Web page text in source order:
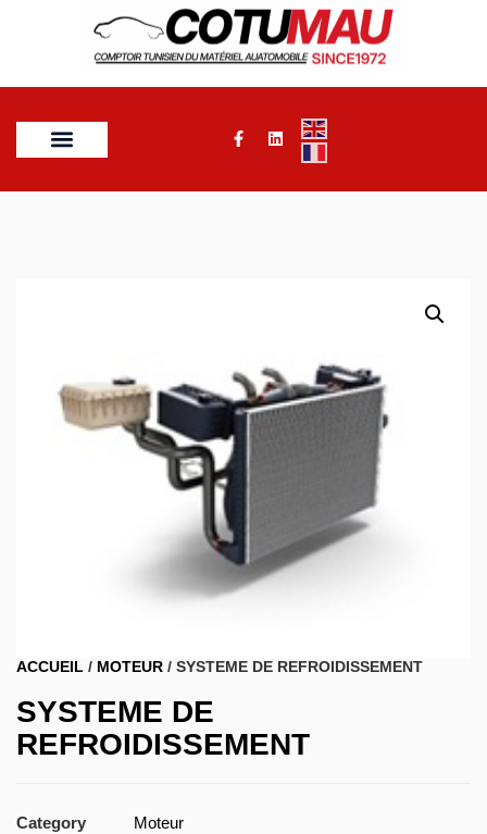
ACCUEIL / MOTEUR / SYSTEME DE REFROIDISSEMENT
SYSTEME DE
REFROIDISSEMENT
Category Moteur